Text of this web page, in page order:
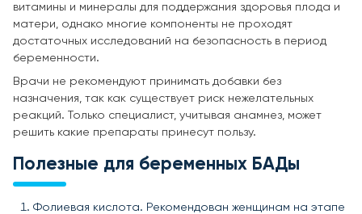
витамины и минералы для поддержания здоровья плода и
матери, однако многие компоненты не проходят
достаточных исследований на безопасность в период
беременности.
Врачи не рекомендуют принимать добавки без
назначения, так как существует риск нежелательных
реакций. Только специалист, учитывая анамнез, может
решить какие препараты принесут пользу.
Полезные для беременных БАДы
Фолиевая кислота. Рекомендован женщинам на этапе